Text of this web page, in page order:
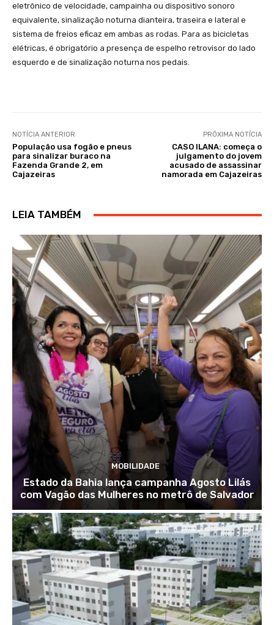
eletrônico de velocidade, campainha ou dispositivo sonoro
equivalente, sinalização noturna dianteira, traseira e lateral e
sistema de freios eficaz em ambas as rodas. Para as bicicletas
elétricas, é obrigatório a presença de espelho retrovisor do lado
esquerdo e de sinalização noturna nos pedais.
NOTÍCIA ANTERIOR
População usa fogão e pneus
para sinalizar buraco na
Fazenda Grande 2, em
Cajazeiras
PRÓXIMA NOTÍCIA
CASO ILANA: começa o
julgamento do jovem
acusado de assassinar
namorada em Cajazeiras
LEIA TAMBÉM
MOBILIDADE
Estado da Bahia lança campanha Agosto Lilás
com Vagão das Mulheres no metrô de Salvador